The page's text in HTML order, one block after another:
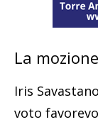
La
Iris
voto